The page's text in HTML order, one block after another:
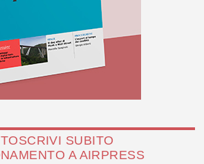
SUBITO
A AIRPRESS